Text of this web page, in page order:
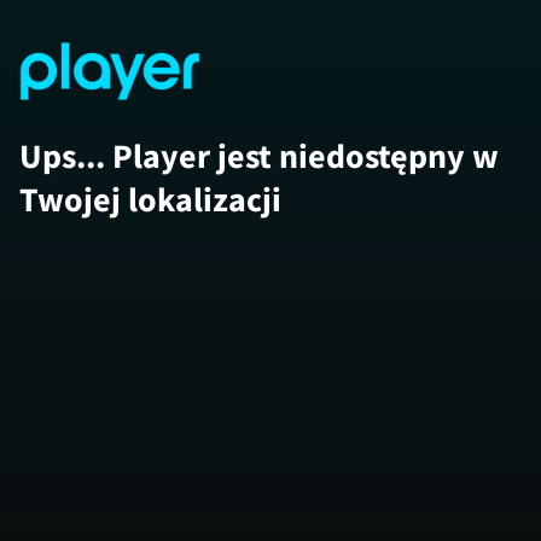
Ups... Player jest niedostępny w
Twojej lokalizacji